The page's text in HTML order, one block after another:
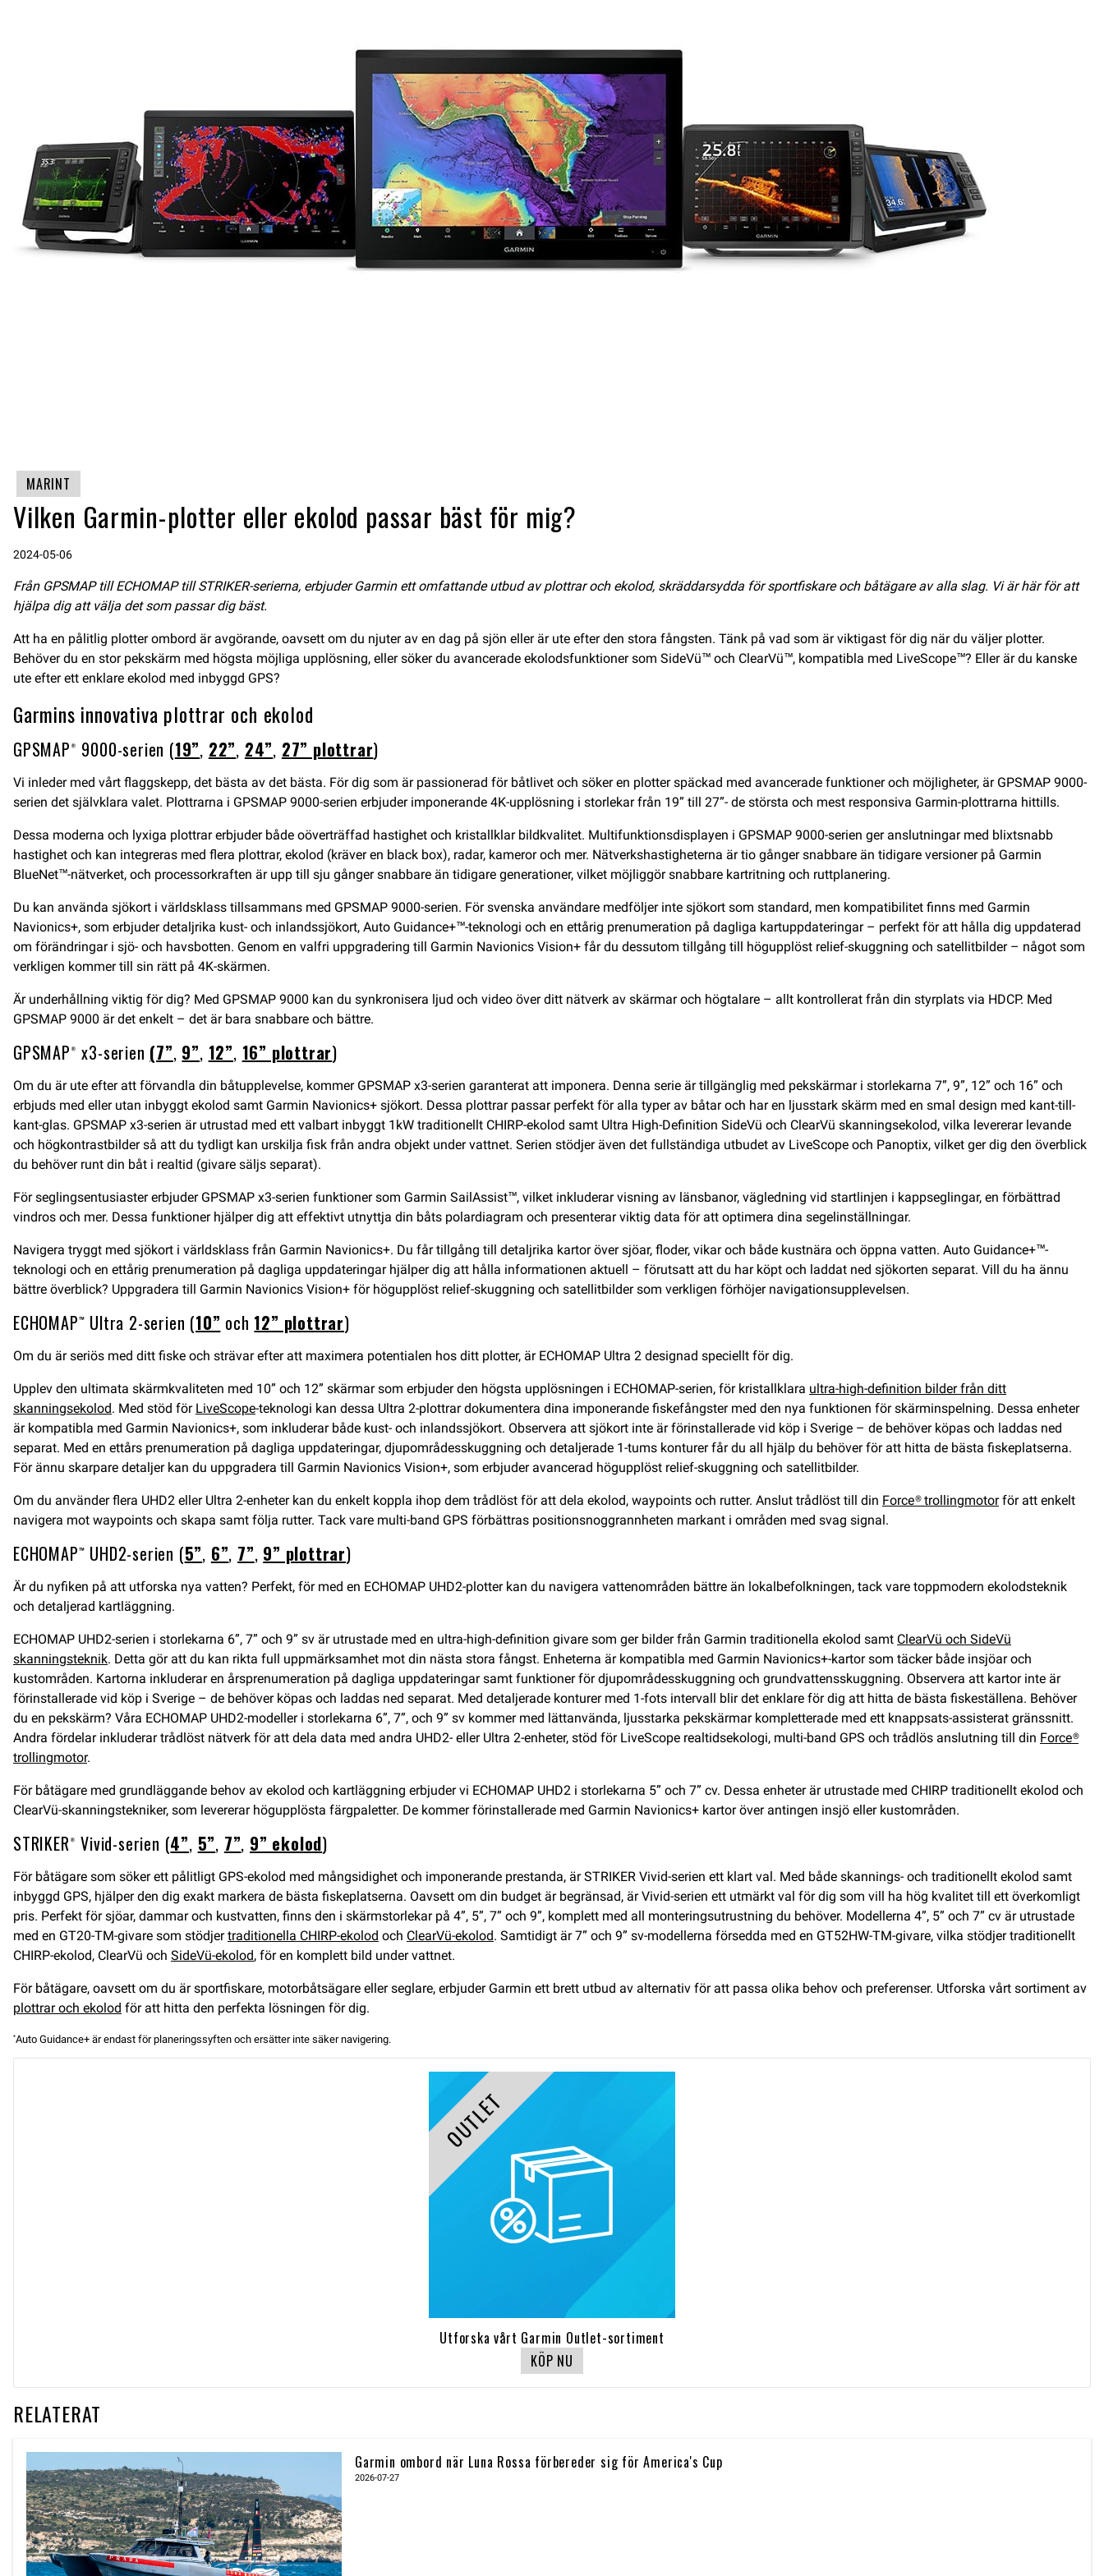
MARINT
Vilken Garmin-plotter eller ekolod passar bäst för mig?
2024-05-06
Från GPSMAP till ECHOMAP till STRIKER-serierna, erbjuder Garmin ett omfattande utbud av plottrar och ekolod, skräddarsydda för sportfiskare och båtägare av alla slag. Vi är här för att
hjälpa dig att välja det som passar dig bäst.
Att ha en pålitlig plotter ombord är avgörande, oavsett om du njuter av en dag på sjön eller är ute efter den stora fångsten. Tänk på vad som är viktigast för dig när du väljer plotter.
Behöver du en stor pekskärm med högsta möjliga upplösning, eller söker du avancerade ekolodsfunktioner som SideVü™ och ClearVü™, kompatibla med LiveScope™? Eller är du kanske
ute efter ett enklare ekolod med inbyggd GPS?
Garmins innovativa plottrar och ekolod
GPSMAP® 9000-serien (19”, 22”, 24”, 27” plottrar)
Vi inleder med vårt flaggskepp, det bästa av det bästa. För dig som är passionerad för båtlivet och söker en plotter späckad med avancerade funktioner och möjligheter, är GPSMAP 9000-
serien det självklara valet. Plottrarna i GPSMAP 9000-serien erbjuder imponerande 4K-upplösning i storlekar från 19” till 27”- de största och mest responsiva Garmin-plottrarna hittills.
Dessa moderna och lyxiga plottrar erbjuder både oöverträffad hastighet och kristallklar bildkvalitet. Multifunktionsdisplayen i GPSMAP 9000-serien ger anslutningar med blixtsnabb
hastighet och kan integreras med flera plottrar, ekolod (kräver en black box), radar, kameror och mer. Nätverkshastigheterna är tio gånger snabbare än tidigare versioner på Garmin
BlueNet™-nätverket, och processorkraften är upp till sju gånger snabbare än tidigare generationer, vilket möjliggör snabbare kartritning och ruttplanering.
Du kan använda sjökort i världsklass tillsammans med GPSMAP 9000-serien. För svenska användare medföljer inte sjökort som standard, men kompatibilitet finns med Garmin
Navionics+, som erbjuder detaljrika kust- och inlandssjökort, Auto Guidance+™-teknologi och en ettårig prenumeration på dagliga kartuppdateringar – perfekt för att hålla dig uppdaterad
om förändringar i sjö- och havsbotten. Genom en valfri uppgradering till Garmin Navionics Vision+ får du dessutom tillgång till högupplöst relief-skuggning och satellitbilder – något som
verkligen kommer till sin rätt på 4K-skärmen.
Är underhållning viktig för dig? Med GPSMAP 9000 kan du synkronisera ljud och video över ditt nätverk av skärmar och högtalare – allt kontrollerat från din styrplats via HDCP. Med
GPSMAP 9000 är det enkelt – det är bara snabbare och bättre.
GPSMAP® x3-serien (7”, 9”, 12”, 16” plottrar)
Om du är ute efter att förvandla din båtupplevelse, kommer GPSMAP x3-serien garanterat att imponera. Denna serie är tillgänglig med pekskärmar i storlekarna 7”, 9”, 12” och 16” och
erbjuds med eller utan inbyggt ekolod samt Garmin Navionics+ sjökort. Dessa plottrar passar perfekt för alla typer av båtar och har en ljusstark skärm med en smal design med kant-till-
kant-glas. GPSMAP x3-serien är utrustad med ett valbart inbyggt 1kW traditionellt CHIRP-ekolod samt Ultra High-Definition SideVü och ClearVü skanningsekolod, vilka levererar levande
och högkontrastbilder så att du tydligt kan urskilja fisk från andra objekt under vattnet. Serien stödjer även det fullständiga utbudet av LiveScope och Panoptix, vilket ger dig den överblick
du behöver runt din båt i realtid (givare säljs separat).
För seglingsentusiaster erbjuder GPSMAP x3-serien funktioner som Garmin SailAssist™, vilket inkluderar visning av länsbanor, vägledning vid startlinjen i kappseglingar, en förbättrad
vindros och mer. Dessa funktioner hjälper dig att effektivt utnyttja din båts polardiagram och presenterar viktig data för att optimera dina segelinställningar.
Navigera tryggt med sjökort i världsklass från Garmin Navionics+. Du får tillgång till detaljrika kartor över sjöar, floder, vikar och både kustnära och öppna vatten. Auto Guidance+™-
teknologi och en ettårig prenumeration på dagliga uppdateringar hjälper dig att hålla informationen aktuell – förutsatt att du har köpt och laddat ned sjökorten separat. Vill du ha ännu
bättre överblick? Uppgradera till Garmin Navionics Vision+ för högupplöst relief-skuggning och satellitbilder som verkligen förhöjer navigationsupplevelsen.
ECHOMAP™ Ultra 2-serien (10” och 12” plottrar)
Om du är seriös med ditt fiske och strävar efter att maximera potentialen hos ditt plotter, är ECHOMAP Ultra 2 designad speciellt för dig.
Upplev den ultimata skärmkvaliteten med 10” och 12” skärmar som erbjuder den högsta upplösningen i ECHOMAP-serien, för kristallklara ultra-high-definition bilder från ditt
skanningsekolod. Med stöd för LiveScope-teknologi kan dessa Ultra 2-plottrar dokumentera dina imponerande fiskefångster med den nya funktionen för skärminspelning. Dessa enheter
är kompatibla med Garmin Navionics+, som inkluderar både kust- och inlandssjökort. Observera att sjökort inte är förinstallerade vid köp i Sverige – de behöver köpas och laddas ned
separat. Med en ettårs prenumeration på dagliga uppdateringar, djupområdesskuggning och detaljerade 1-tums konturer får du all hjälp du behöver för att hitta de bästa fiskeplatserna.
För ännu skarpare detaljer kan du uppgradera till Garmin Navionics Vision+, som erbjuder avancerad högupplöst relief-skuggning och satellitbilder.
Om du använder flera UHD2 eller Ultra 2-enheter kan du enkelt koppla ihop dem trådlöst för att dela ekolod, waypoints och rutter. Anslut trådlöst till din Force® trollingmotorför att enkelt
navigera mot waypoints och skapa samt följa rutter. Tack vare multi-band GPS förbättras positionsnoggrannheten markant i områden med svag signal.
ECHOMAP™ UHD2-serien (5”, 6”, 7”, 9” plottrar)
Är du nyfiken på att utforska nya vatten? Perfekt, för med en ECHOMAP UHD2-plotter kan du navigera vattenområden bättre än lokalbefolkningen, tack vare toppmodern ekolodsteknik
och detaljerad kartläggning.
ECHOMAP UHD2-serien i storlekarna 6”, 7” och 9” sv är utrustade med en ultra-high-definition givare som ger bilder från Garmin traditionella ekolod samt ClearVü och SideVü
skanningsteknik. Detta gör att du kan rikta full uppmärksamhet mot din nästa stora fångst. Enheterna är kompatibla med Garmin Navionics+-kartor som täcker både insjöar och
kustområden. Kartorna inkluderar en årsprenumeration på dagliga uppdateringar samt funktioner för djupområdesskuggning och grundvattensskuggning. Observera att kartor inte är
förinstallerade vid köp i Sverige – de behöver köpas och laddas ned separat. Med detaljerade konturer med 1-fots intervall blir det enklare för dig att hitta de bästa fiskeställena. Behöver
du en pekskärm? Våra ECHOMAP UHD2-modeller i storlekarna 6”, 7”, och 9” sv kommer med lättanvända, ljusstarka pekskärmar kompletterade med ett knappsats-assisterat gränssnitt.
Andra fördelar inkluderar trådlöst nätverk för att dela data med andra UHD2- eller Ultra 2-enheter, stöd för LiveScope realtidsekologi, multi-band GPS och trådlös anslutning till din Force®
trollingmotor.
För båtägare med grundläggande behov av ekolod och kartläggning erbjuder vi ECHOMAP UHD2 i storlekarna 5” och 7” cv. Dessa enheter är utrustade med CHIRP traditionellt ekolod och
ClearVü-skanningstekniker, som levererar högupplösta färgpaletter. De kommer förinstallerade med Garmin Navionics+ kartor över antingen insjö eller kustområden.
STRIKER® Vivid-serien (4”, 5”, 7”, 9” ekolod)
För båtägare som söker ett pålitligt GPS-ekolod med mångsidighet och imponerande prestanda, är STRIKER Vivid-serien ett klart val. Med både skannings- och traditionellt ekolod samt
inbyggd GPS, hjälper den dig exakt markera de bästa fiskeplatserna. Oavsett om din budget är begränsad, är Vivid-serien ett utmärkt val för dig som vill ha hög kvalitet till ett överkomligt
pris. Perfekt för sjöar, dammar och kustvatten, finns den i skärmstorlekar på 4”, 5”, 7” och 9”, komplett med all monteringsutrustning du behöver. Modellerna 4”, 5” och 7” cv är utrustade
med en GT20-TM-givare som stödjertraditionella CHIRP-ekolod och ClearVü-ekolod. Samtidigt är 7” och 9” sv-modellerna försedda med en GT52HW-TM-givare, vilka stödjer traditionellt
CHIRP-ekolod, ClearVü och SideVü-ekolod, för en komplett bild under vattnet.
För båtägare, oavsett om du är sportfiskare, motorbåtsägare eller seglare, erbjuder Garmin ett brett utbud av alternativ för att passa olika behov och preferenser. Utforska vårt sortiment av
plottrar och ekolod för att hitta den perfekta lösningen för dig.
*Auto Guidance+ är endast för planeringssyften och ersätter inte säker navigering.
OUTLET
Utforska vårt Garmin Outlet-sortiment
KÖP NU
RELATERAT
Garmin ombord när Luna Rossa förbereder sig för America's Cup
2026-07-27